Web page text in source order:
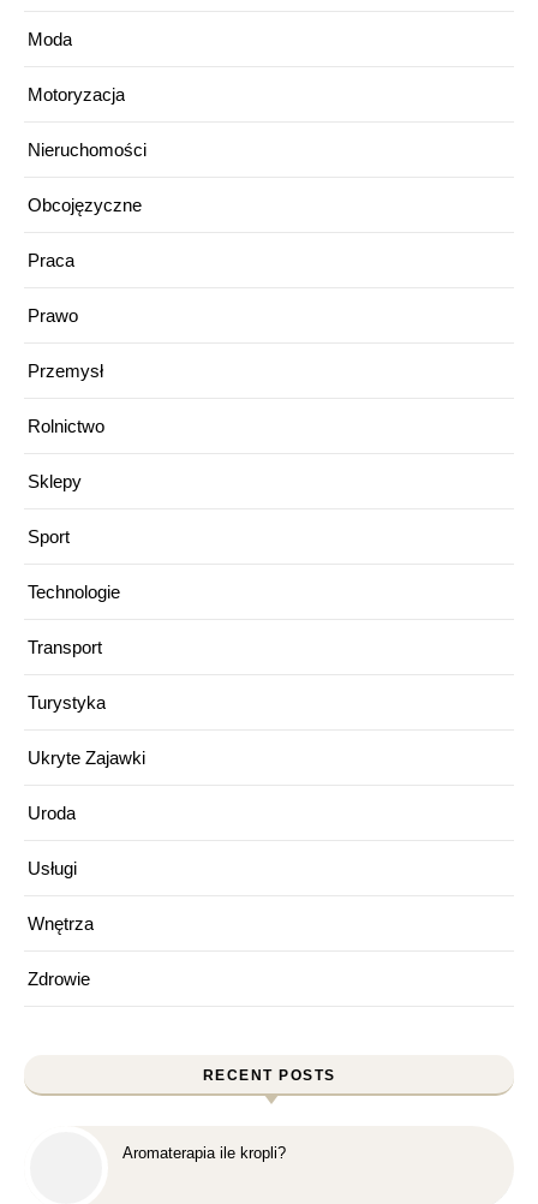
Moda
Motoryzacja
Nieruchomości
Obcojęzyczne
Praca
Prawo
Przemysł
Rolnictwo
Sklepy
Sport
Technologie
Transport
Turystyka
Ukryte Zajawki
Uroda
Usługi
Wnętrza
Zdrowie
RECENT POSTS
Aromaterapia ile kropli?